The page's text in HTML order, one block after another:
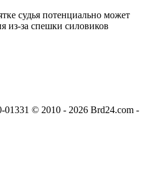
судья потенциально может
из-за спешки силовиков
01331 © 2010 - 2026 Brd24.com -